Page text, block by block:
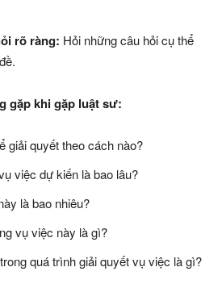
rõ ràng: Hỏi những câu hỏi cụ thể
gặp khi gặp luật sư:
giải quyết theo cách nào?
việc dự kiến là bao lâu?
là bao nhiêu?
vụ việc này là gì?
quá trình giải quyết vụ việc là gì?